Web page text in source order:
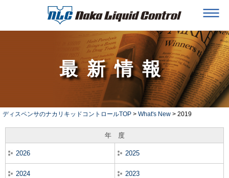
最新情報
ディスペンサのナカリキッドコントロールTOP > What's New > 2019
年 度
2026 2025
2024 2023